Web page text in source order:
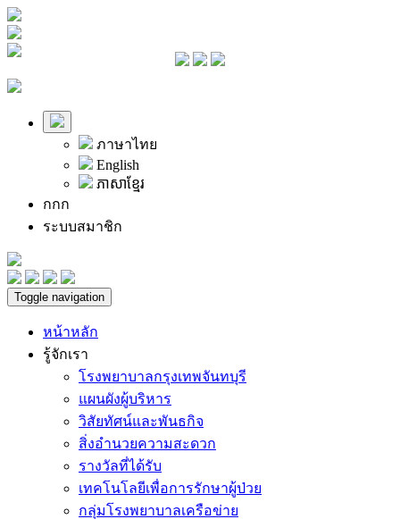
ภาษาไทย
English
ភាសាខ្មែរ
กกก
ระบบสมาชิก
Toggle navigation
หน้าหลัก
รู้จักเรา
โรงพยาบาลกรุงเทพจันทบุรี
แผนผังผู้บริหาร
วิสัยทัศน์และพันธกิจ
สิ่งอำนวยความสะดวก
รางวัลที่ได้รับ
เทคโนโลยีเพื่อการรักษาผู้ป่วย
กลุ่มโรงพยาบาลเครือข่าย